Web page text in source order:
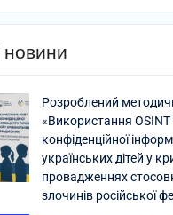
новини
Розроблений
«Використання OSINT
конфіденційної
українських дітей у
провадженнях
злочинів російської